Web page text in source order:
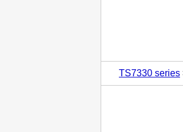
TS7330 series